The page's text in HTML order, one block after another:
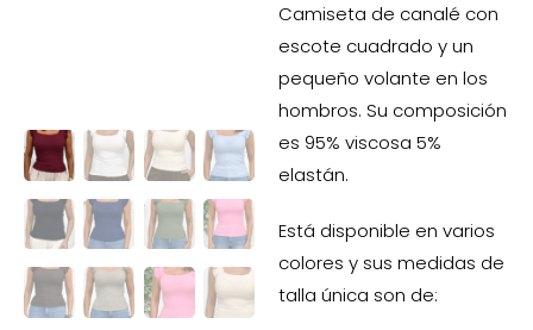
Camiseta de canalé con
escote cuadrado y un
pequeño volante en los
hombros. Su composición
es 95% viscosa 5%
elastán.
Está disponible en varios
colores y sus medidas de
talla única son de: